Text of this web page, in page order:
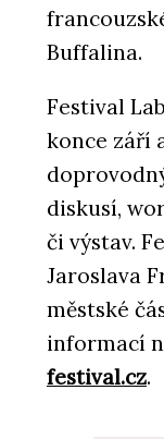
Buffalina.
Festival
konce září
diskusí,
či výstav.
Jaroslava
městské
informací
festival.cz.